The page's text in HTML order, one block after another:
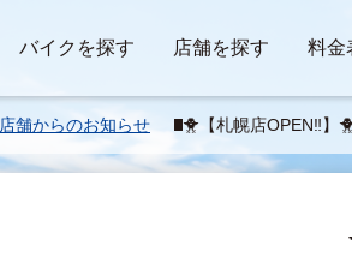
バイクを探す 店舗を探す 料金
店舗からのお知らせ 🐥【札幌店OPEN‼️】